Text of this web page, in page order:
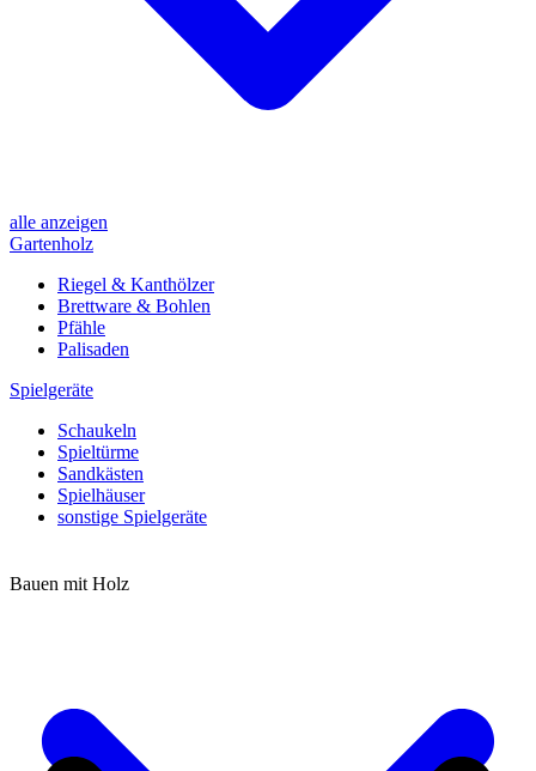
alle anzeigen
Gartenholz
Riegel & Kanthölzer
Brettware & Bohlen
Pfähle
Palisaden
Spielgeräte
Schaukeln
Spieltürme
Sandkästen
Spielhäuser
sonstige Spielgeräte
Bauen mit Holz